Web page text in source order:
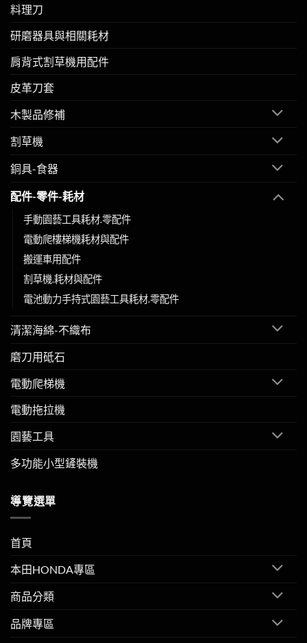
料理刀
研磨器具與相關耗材
肩背式割草機用配件
皮革刀套
木製品修補
割草機
銅具-食器
配件-零件-耗材
手動園藝工具耗材.零配件
電動爬樓梯機耗材與配件
搬運車用配件
割草機.耗材與配件
電池動力手持式園藝工具耗材.零配件
清潔海綿-不織布
磨刀用砥石
電動爬梯機
電動拖拉機
園藝工具
多功能小型鏟裝機
導覽選單
首頁
本田HONDA專區
商品分類
品牌專區